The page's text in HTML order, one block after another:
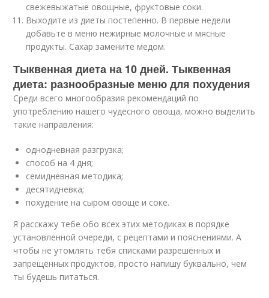
свежевыжатые овощные, фруктовые соки.
Выходите из диеты постепенно. В первые недели
добавьте в меню нежирные молочные и мясные
продукты. Сахар замените медом.
Тыквенная диета на 10 дней. Тыквенная
диета: разнообразные меню для похудения
Среди всего многообразия рекомендаций по
употреблению нашего чудесного овоща, можно выделить
такие направления:
однодневная разгрузка;
способ на 4 дня;
семидневная методика;
десятидневка;
похудение на сыром овоще и соке.
Я расскажу тебе обо всех этих методиках в порядке
установленной очереди, с рецептами и пояснениями. А
чтобы не утомлять тебя списками разрешённых и
запрещённых продуктов, просто напишу буквально, чем
ты будешь питаться.